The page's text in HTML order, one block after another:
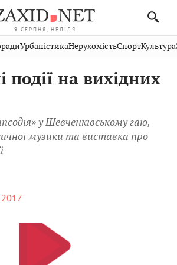
9 СЕРПНЯ, НЕДІЛЯ
Публікації
Авто СловкоКультура
Кіно Дім СпортКраєзнавство
УрбаністикаНерухомістьСпортКультура
події на вихідних
у Шевченківському гаю,
музики та виставка про